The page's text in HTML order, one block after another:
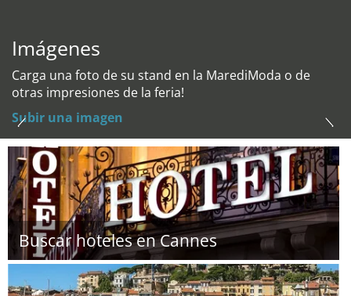
Imágenes
Carga una foto de su stand en la MarediModa o de
otras impresiones de la feria!
Subir una imagen
Buscar hoteles en Cannes